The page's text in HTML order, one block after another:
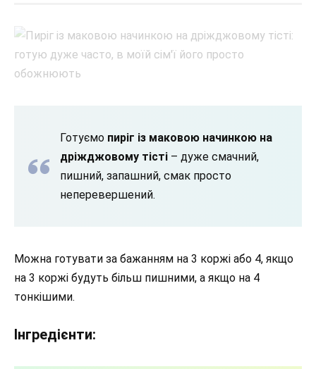
Готуємо пиріг із маковою начинкою на
дріжджовому тісті – дуже смачний,
пишний, запашний, смак просто
неперевершений.
Можна готувати за бажанням на 3 коржі або 4, якщо
на 3 коржі будуть більш пишними, а якщо на 4
тонкішими.
Інгредієнти: